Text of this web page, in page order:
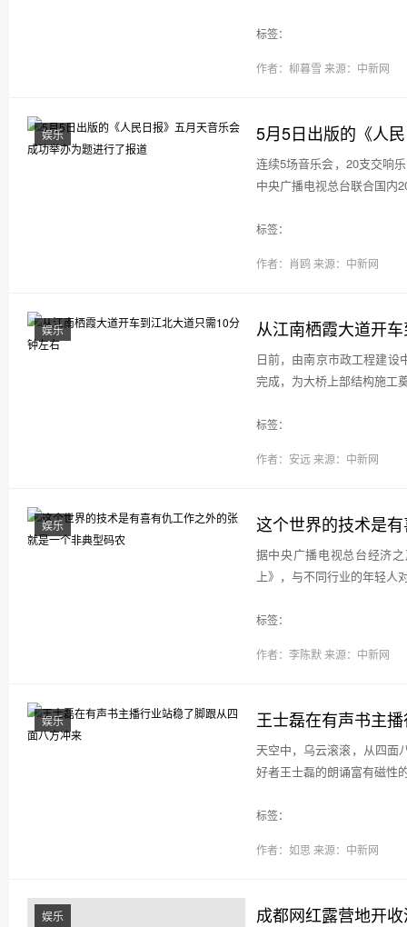
标签：
作者：柳暮雪 来源：中新网
5月5日出版的《人
娱乐
连续5场音乐会，20支交响
中央广播电视总台联合国内
标签：
作者：肖鸥来源：中新网
从江南栖霞大道开
娱乐
日前，由南京市政工程建设
完成，为大桥上部结构施工
标签：
作者：安远来源：中新网
这个世界的技术是
娱乐
据中央广播电视总台经济
上》，与不同行业的年轻
标签：
作者：李陈默来源：中新网
王士磊在有声书主
娱乐
天空中，乌云滚滚，从四面
好者王士磊的朗诵富有磁性
标签：
作者：如思 来源：中新网
成都网红露营地开
娱乐